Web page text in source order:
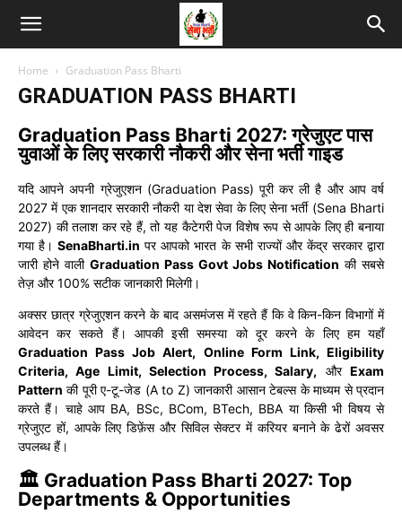
Home Graduation Pass Bharti
GRADUATION PASS BHARTI
Graduation Pass Bharti 2027: ग्रेजुएट पास
युवाओं के लिए सरकारी नौकरी और सेना भर्ती गाइड
यदि आपने अपनी ग्रेजुएशन (Graduation Pass) पूरी कर ली है और आप वर्ष
2027 में एक शानदार सरकारी नौकरी या देश सेवा के लिए सेना भर्ती (Sena Bharti
2027) की तलाश कर रहे हैं, तो यह कैटेगरी पेज विशेष रूप से आपके लिए ही बनाया
गया है।SenaBharti.in पर आपको भारत के सभी राज्यों और केंद्र सरकार द्वारा
जारी होने वाली Graduation Pass Govt Jobs Notification की सबसे
तेज़ और 100% सटीक जानकारी मिलेगी।
अक्सर छात्र ग्रेजुएशन करने के बाद असमंजस में रहते हैं कि वे किन-किन विभागों में
आवेदन कर सकते हैं। आपकी इसी समस्या को दूर करने के लिए हम यहाँ
Graduation Pass Job Alert, Online Form Link, Eligibility
Criteria, Age Limit, Selection Process, Salary, औरExam
Pattern की पूरी ए-टू-जेड (A to Z) जानकारी आसान टेबल्स के माध्यम से प्रदान
करते हैं। चाहे आप BA, BSc, BCom, BTech, BBA या किसी भी विषय से
ग्रेजुएट हों, आपके लिए डिफ़ेंस और सिविल सेक्टर में करियर बनाने के ढेरों अवसर
उपलब्ध हैं।
🏛️ Graduation Pass Bharti 2027: Top
Departments & Opportunities